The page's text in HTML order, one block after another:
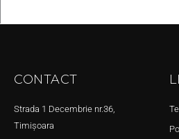
CONTACT
Strada 1 Decembrie nr.36,
Timișoara